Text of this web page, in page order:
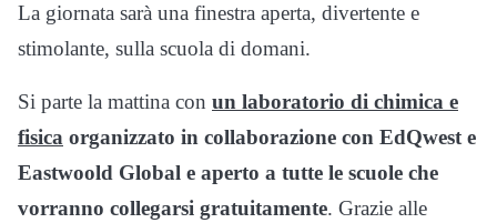
La giornata sarà una finestra aperta, divertente e
stimolante, sulla scuola di domani.
Si parte la mattina con un laboratorio di chimica e
fisica organizzato in collaborazione con EdQwest e
Eastwoold Global e aperto a tutte le scuole che
vorranno collegarsi gratuitamente. Grazie alle